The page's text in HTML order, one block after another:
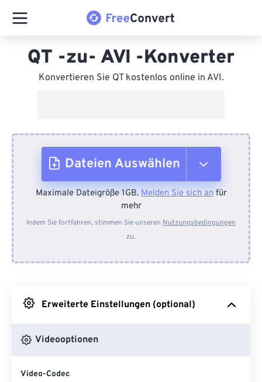
QT -zu- AVI -Konverter
Konvertieren Sie QT kostenlos online in AVI.
Dateien Auswählen
Vom Gerät
Von Dropbox
Maximale Dateigröße 1GB.Melden Sie sich anfür
mehr
Indem Sie fortfahren, stimmen Sie unseren Nutzungsbedingungen
zu.
Erweiterte Einstellungen (optional)
Videooptionen
Video-Codec